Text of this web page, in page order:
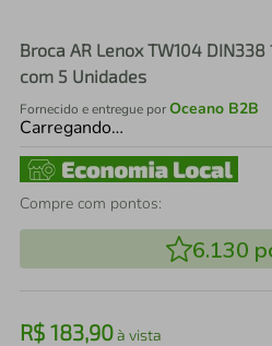
Broca AR Lenox TW104
com 5 Unidades
Fornecido e entregue porOceano B2B
Carregando…
Compre com pontos:
6.130
R$ 183,90à vista